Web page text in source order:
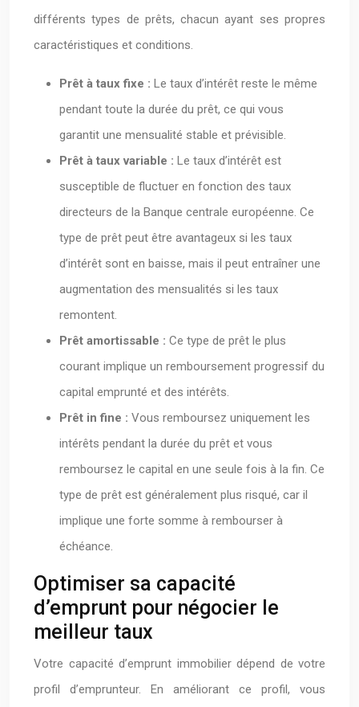
différents types de prêts, chacun ayant ses propres
caractéristiques et conditions.
Prêt à taux fixe : Le taux d’intérêt reste le même
pendant toute la durée du prêt, ce qui vous
garantit une mensualité stable et prévisible.
Prêt à taux variable : Le taux d’intérêt est
susceptible de fluctuer en fonction des taux
directeurs de la Banque centrale européenne. Ce
type de prêt peut être avantageux si les taux
d’intérêt sont en baisse, mais il peut entraîner une
augmentation des mensualités si les taux
remontent.
Prêt amortissable : Ce type de prêt le plus
courant implique un remboursement progressif du
capital emprunté et des intérêts.
Prêt in fine : Vous remboursez uniquement les
intérêts pendant la durée du prêt et vous
remboursez le capital en une seule fois à la fin. Ce
type de prêt est généralement plus risqué, car il
implique une forte somme à rembourser à
échéance.
Optimiser sa capacité
d’emprunt pour négocier le
meilleur taux
Votre capacité d’emprunt immobilier dépend de votre
profil d’emprunteur. En améliorant ce profil, vous